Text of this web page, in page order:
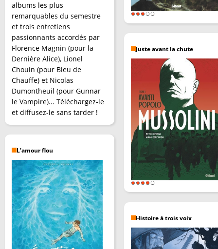
albums les plus
remarquables du semestre
et trois entretiens
passionnants accordés par
Florence Magnin (pour la
Dernière Alice), Lionel
Chouin (pour Bleu de
Chauffe) et Nicolas
Dumontheuil (pour Gunnar
le Vampire)... Téléchargez-le
et diffusez-le sans tarder !
L’amour flou
Juste avant la chute
Histoire à trois voix